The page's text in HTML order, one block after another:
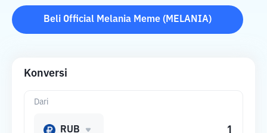
Beli Official Melania Meme ( MELANIA)
Konversi
Dari
RUB